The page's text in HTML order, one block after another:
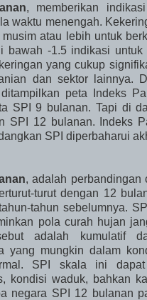
, memberikan
waktu menengah.
atau lebih untuk
bawah -1.5 indikasi untuk
yang cukup
dan sektor lainnya.
peta Indeks
SPI 9 bulanan. Tapi di
SPI 12 bulanan. Indeks
SPI diperbaharui
, adalah perbandingan
turut dengan 12
tahun sebelumnya.
pola curah hujan
adalah kumulatif
yang mungkin dalam
SPI skala ini dapat
kondisi waduk, bahkan
negara SPI 12 bulanan